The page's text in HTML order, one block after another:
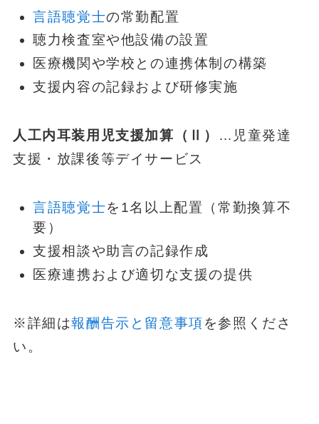
言語聴覚士の常勤配置
聴力検査室や他設備の設置
医療機関や学校との連携体制の構築
支援内容の記録および研修実施
人工内耳装用児支援加算（Ⅱ）
…児童発達
支援・放課後等デイサービス
言語聴覚士を1名以上配置（常勤換算不
要）
支援相談や助言の記録作成
医療連携および適切な支援の提供
※詳細は報酬告示と留意事項を参照くださ
い。